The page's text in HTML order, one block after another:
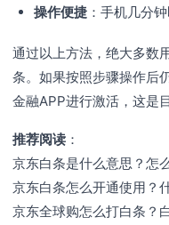
操作便捷 ：手机几分
通过以上方法，绝大多数
条。如果按照步骤操作后
金融APP进行激活，这是
推荐阅读 ：
京东白条是什么意思？怎
京东白条怎么开通使用？
京东全球购怎么打白条？